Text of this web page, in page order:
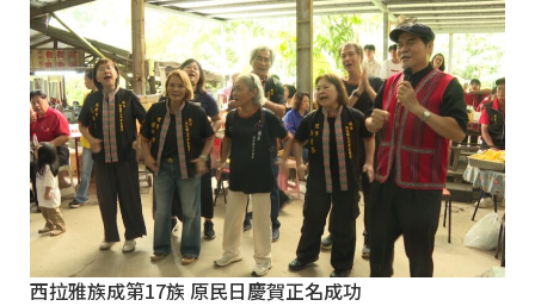
西拉雅族成第17族 原民日慶賀正名成功